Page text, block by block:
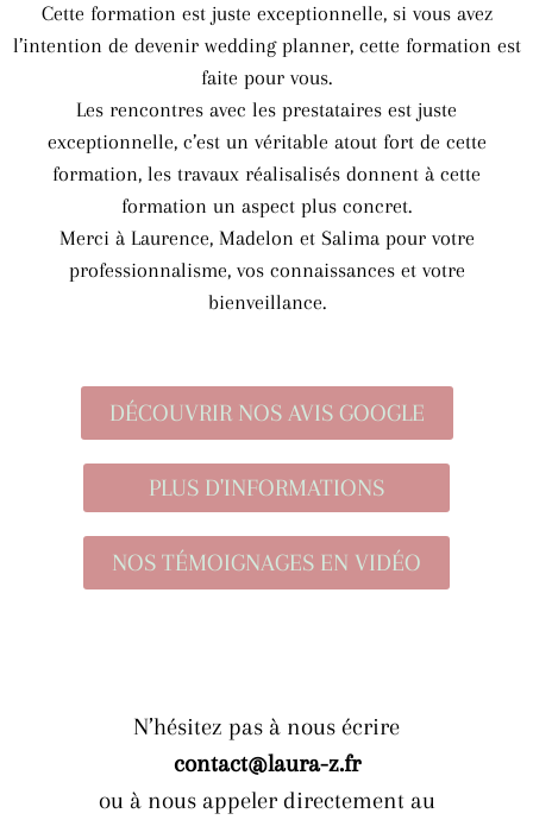
Cette formation est juste exceptionnelle, si vous avez
l’intention de devenir wedding planner, cette formation est
faite pour vous.
Les rencontres avec les prestataires est juste
exceptionnelle, c’est un véritable atout fort de cette
formation, les travaux réalisalisés donnent à cette
formation un aspect plus concret.
Merci à Laurence, Madelon et Salima pour votre
professionnalisme, vos connaissances et votre
bienveillance.
DÉCOUVRIR NOS AVIS GOOGLE
PLUS D'INFORMATIONS
NOS TÉMOIGNAGES EN VIDÉO
N’hésitez pas à nous écrire
contact@laura-z.fr
ou à nous appeler directement au